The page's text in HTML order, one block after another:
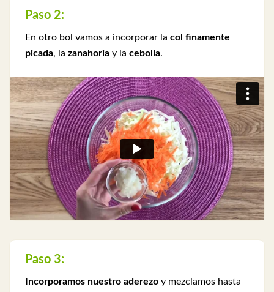
Paso 2:
En otro bol vamos a incorporar la col finamente
picada, la zanahoria y la cebolla.
Paso 3:
Incorporamos nuestro aderezo y mezclamos hasta